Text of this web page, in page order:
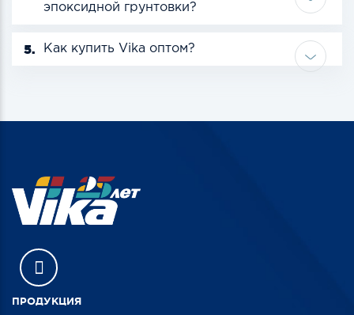
эпоксидной грунтовки?
5. Как купить Vika оптом?
ПРОДУКЦИЯ